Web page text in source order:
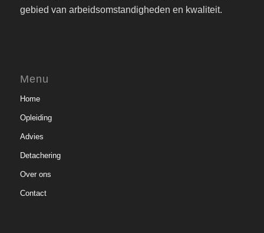
gebied van arbeidsomstandigheden en kwaliteit.
Menu
Home
Opleiding
Advies
Detachering
Over ons
Contact